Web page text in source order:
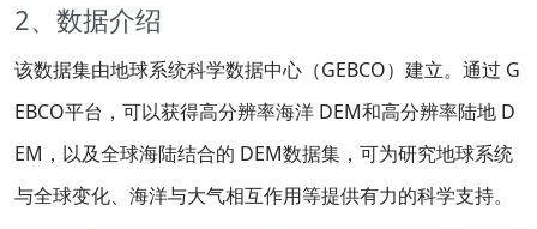
2、数据介绍
该数据集由地球系统科学数据中心（GEBCO）建立。通过 G
EBCO平台，可以获得高分辨率海洋 DEM和高分辨率陆地 D
EM，以及全球海陆结合的 DEM数据集，可为研究地球系统
与全球变化、海洋与大气相互作用等提供有力的科学支持。